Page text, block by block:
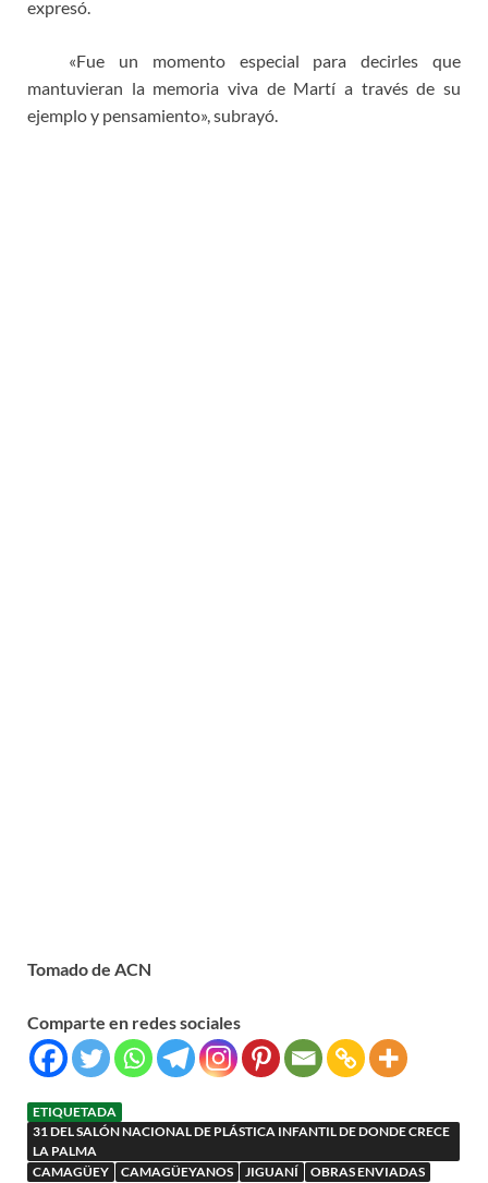
expresó.
«Fue un momento especial para decirles que
mantuvieran la memoria viva de Martí a través de su
ejemplo y pensamiento», subrayó.
Tomado de ACN
Comparte en redes sociales
ETIQUETADA
31 DEL SALÓN NACIONAL DE PLÁSTICA INFANTIL DE DONDE CRECE
LA PALMA
CAMAGÜEY
CAMAGÜEYANOS JIGUANÍ OBRAS ENVIADAS